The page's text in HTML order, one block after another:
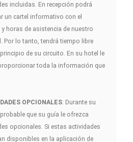
incluidas. En recepción podrá
un cartel informativo con el
horas de asistencia de nuestro
Por lo tanto, tendrá tiempo libre
de su circuito. En su hotel le
toda la información que
OPCIONALES: Durante su
que su guía le ofrezca
opcionales. Si estas actividades
disponibles en la aplicación de